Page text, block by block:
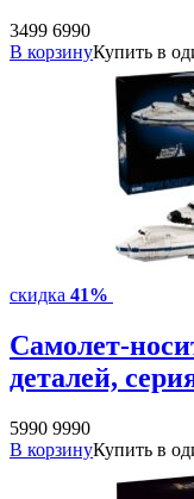
3499 6990
В корзинуКупить в
скидка 41%
Самолет-
деталей,
5990 9990
В корзинуКупить в